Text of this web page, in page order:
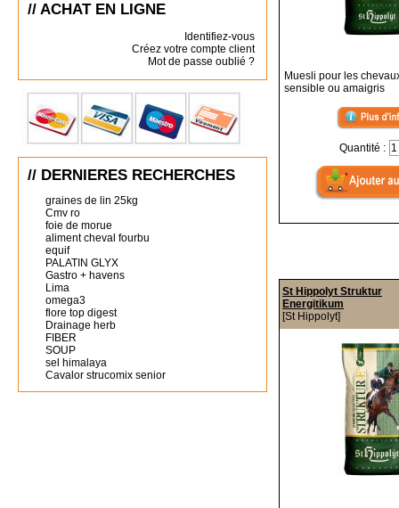
// ACHAT EN LIGNE
Identifiez-vous
Créez votre compte client
Mot de passe oublié ?
// DERNIERES RECHERCHES
graines de lin 25kg
Cmv ro
foie de morue
aliment cheval fourbu
equif
PALATIN GLYX
Gastro + havens
Lima
omega3
flore top digest
Drainage herb
FIBER
SOUP
sel himalaya
Cavalor strucomix senior
Muesli pour les
sensible ou amaigris
Quantité :
St Hippolyt Struktur
Energitikum
[St Hippolyt]